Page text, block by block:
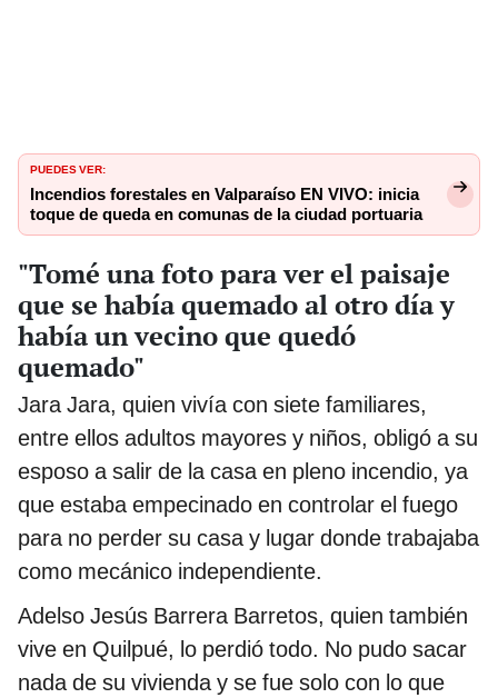
PUEDES VER:
Incendios forestales en Valparaíso EN VIVO: inicia
toque de queda en comunas de la ciudad portuaria
"Tomé una foto para ver el paisaje
que se había quemado al otro día y
había un vecino que quedó
quemado"
Jara Jara, quien vivía con siete familiares,
entre ellos adultos mayores y niños, obligó a su
esposo a salir de la casa en pleno incendio, ya
que estaba empecinado en controlar el fuego
para no perder su casa y lugar donde trabajaba
como mecánico independiente.
Adelso Jesús Barrera Barretos, quien también
vive en Quilpué, lo perdió todo. No pudo sacar
nada de su vivienda y se fue solo con lo que